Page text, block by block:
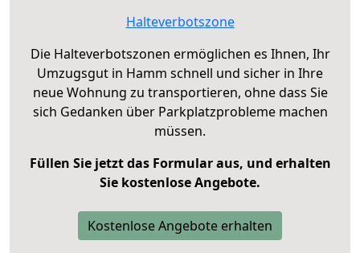
Halteverbotszone
Die Halteverbotszonen ermöglichen es Ihnen, Ihr
Umzugsgut in Hamm schnell und sicher in Ihre
neue Wohnung zu transportieren, ohne dass Sie
sich Gedanken über Parkplatzprobleme machen
müssen.
Füllen Sie jetzt das Formular aus, und erhalten
Sie kostenlose Angebote.
Kostenlose Angebote erhalten